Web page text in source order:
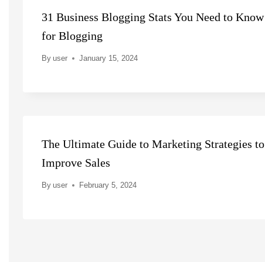
31 Business Blogging Stats You Need to Know
for Blogging
By user January 15, 2024
The Ultimate Guide to Marketing Strategies to
Improve Sales
By user February 5, 2024